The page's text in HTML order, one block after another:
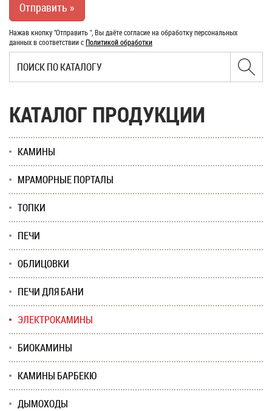
Нажав кнопку "Отправить ", Вы даёте согласие на обработку персональных
данных в соответствии сПолитикой обработки
КАТАЛОГ ПРОДУКЦИИ
КАМИНЫ
МРАМОРНЫЕ ПОРТАЛЫ
ТОПКИ
ПЕЧИ
ОБЛИЦОВКИ
ПЕЧИ ДЛЯ БАНИ
ЭЛЕКТРОКАМИНЫ
БИОКАМИНЫ
КАМИНЫ БАРБЕКЮ
ДЫМОХОДЫ